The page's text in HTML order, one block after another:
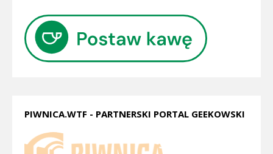
PIWNICA.WTF - PARTNERSKI PORTAL GEEKOWSKI